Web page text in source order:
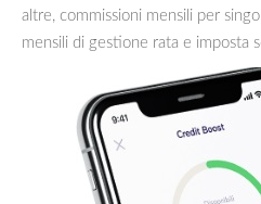
altre, commissioni mensili per
mensili di gestione rata e imposta